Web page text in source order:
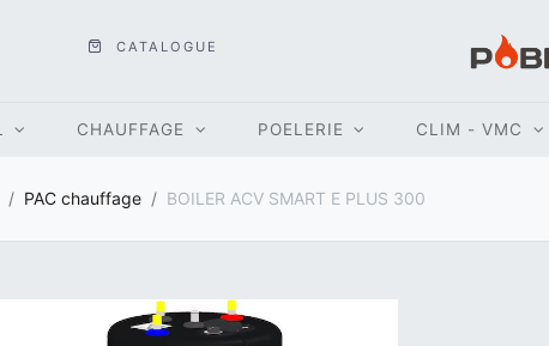
CATALOGUE
CHAUFFAGE POELERIE CLIM - VMC
PAC chauffage BOILER ACV SMART E PLUS 300